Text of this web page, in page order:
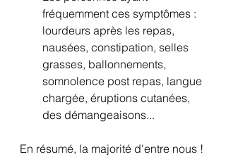
fréquemment ces symptômes :
lourdeurs après les repas,
nausées, constipation, selles
grasses, ballonnements,
somnolence post repas, langue
chargée, éruptions cutanées,
des démangeaisons...
En résumé, la majorité d'entre nous !